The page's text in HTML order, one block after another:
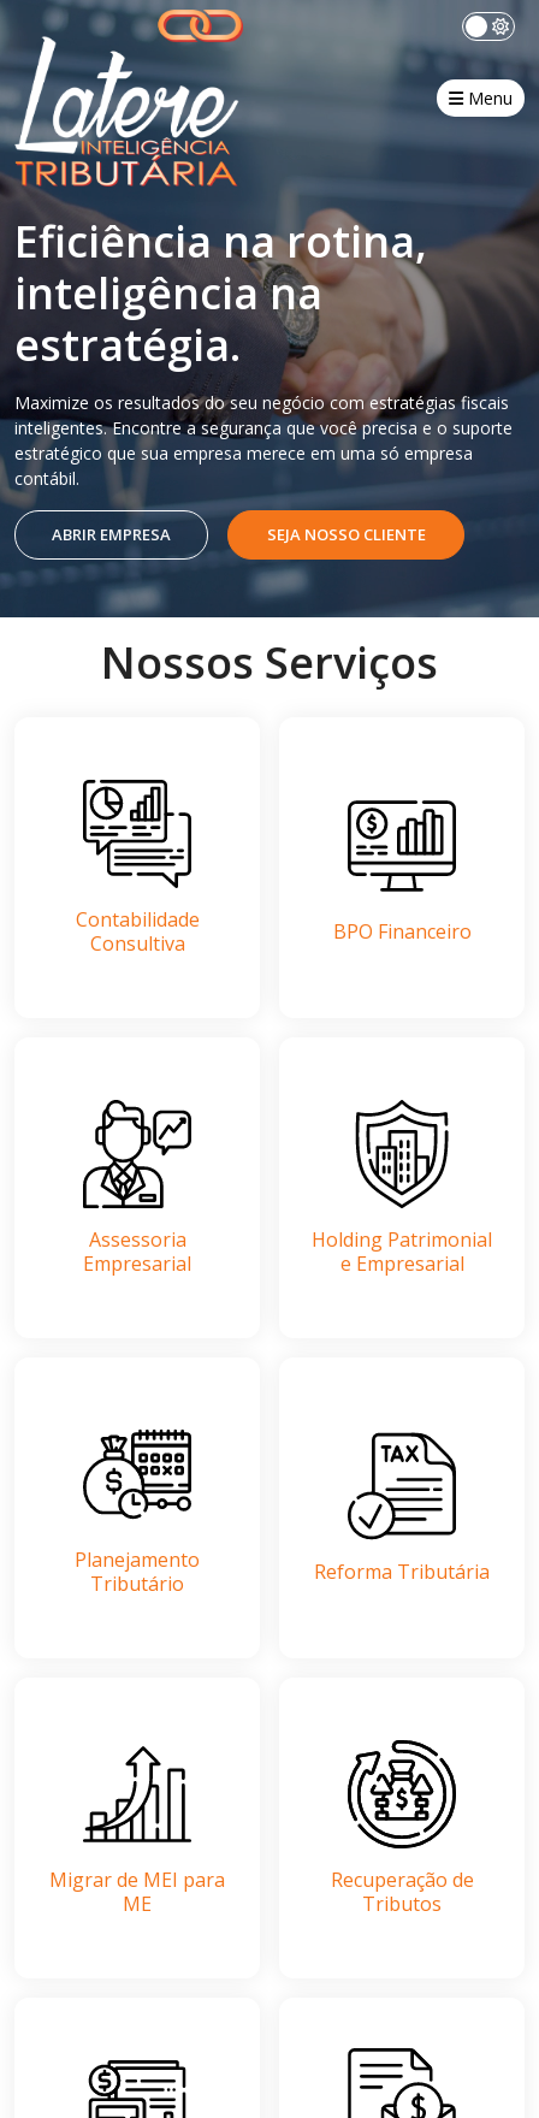
Menu
Eficiência na rotina,
inteligência na
estratégia.
Maximize os resultados do seu negócio com estratégias fiscais
inteligentes. Encontre a segurança que você precisa e o suporte
estratégico que sua empresa merece em uma só empresa
contábil.
ABRIR EMPRESA SEJA NOSSO CLIENTE
Nossos Serviços
Contabilidade
Consultiva
BPO Financeiro
Assessoria
Empresarial
Holding Patrimonial
e Empresarial
Planejamento
Tributário
Reforma Tributária
Migrar de MEI para
ME
Recuperação de
Tributos